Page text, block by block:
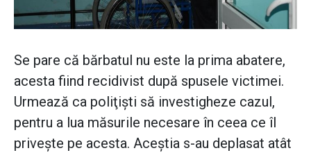
Se pare că bărbatul nu este la prima abatere,
acesta fiind recidivist după spusele victimei.
Urmează ca poliţişti să investigheze cazul,
pentru a lua măsurile necesare în ceea ce îl
priveşte pe acesta. Aceştia s-au deplasat atât